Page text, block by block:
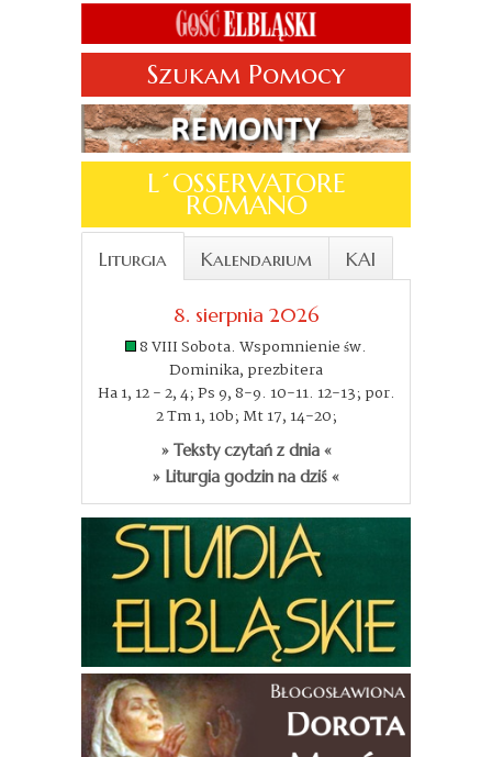
Szukam Pomocy
L´OSSERVATORE
ROMANO
Liturgia Kalendarium KAI
8. sierpnia 2026
8 VIII Sobota. Wspomnienie św.
Dominika, prezbitera
Ha 1, 12 - 2, 4; Ps 9, 8-9. 10-11. 12-13; por.
2 Tm 1, 10b; Mt 17, 14-20;
» Teksty czytań z dnia «
» Liturgia godzin na dziś «